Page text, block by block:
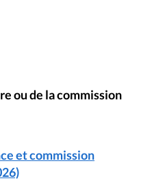
ou de la commission
et commission